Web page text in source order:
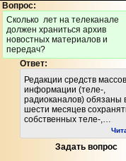
Вопрос:
Cколько лет на телеканале
должен храниться архив
новостных материалов и
передач?
Ответ:
Редакции средств
информации (теле-,
радиоканалов) обязаны
шести месяцев
собственных теле-,…
Задать вопрос